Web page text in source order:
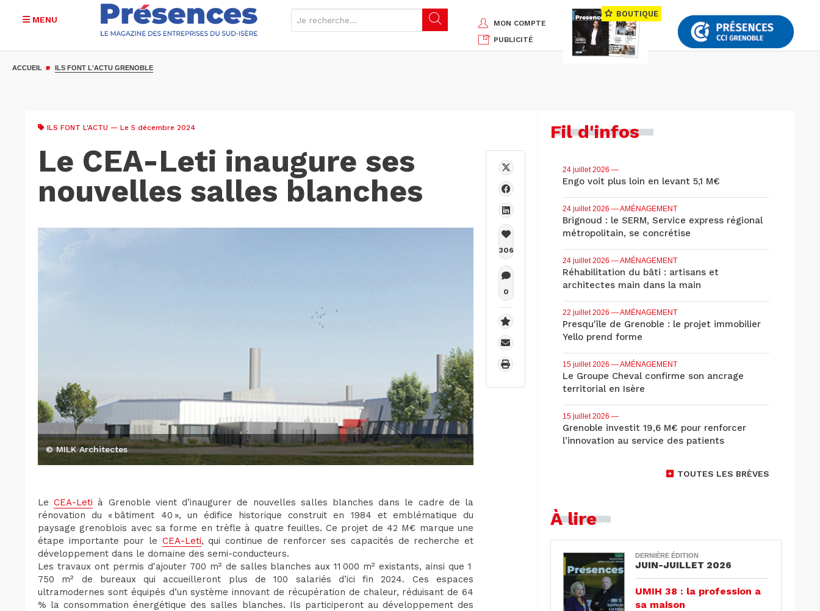
MENU
MON COMPTE
PUBLICITÉ
BOUTIQUE
ACCUEIL ILS FONT L'ACTU GRENOBLE
ILS FONT L'ACTU — Le 5 décembre 2024
Le CEA-Leti inaugure ses
nouvelles salles blanches
© MILK Architectes
LeCEA-Leti à Grenoble vient d’inaugurer de nouvelles salles blanches dans le cadre de la
rénovation du « bâtiment 40 », un édifice historique construit en 1984 et emblématique du
paysage grenoblois avec sa forme en trèfle à quatre feuilles. Ce projet de 42 M€ marque une
étape importante pour le CEA-Leti, qui continue de renforcer ses capacités de recherche et
développement dans le domaine des semi-conducteurs.
Les travaux ont permis d'ajouter 700 m² de salles blanches aux 11 000 m² existants, ainsi que 1
750 m² de bureaux qui accueilleront plus de 100 salariés d’ici fin 2024. Ces espaces
ultramodernes sont équipés d’un système innovant de récupération de chaleur, réduisant de 64
% la consommation énergétique des salles blanches. Ils participeront au développement des
306
0
Fil d'infos
24 juillet 2026 —
Engo voit plus loin en levant 5,1 M€
24 juillet 2026 — AMÉNAGEMENT
Brignoud : le SERM, Service express régional
métropolitain, se concrétise
24 juillet 2026 — AMÉNAGEMENT
Réhabilitation du bâti : artisans et
architectes main dans la main
22 juillet 2026 — AMÉNAGEMENT
Presqu'île de Grenoble : le projet immobilier
Yello prend forme
15 juillet 2026 — AMÉNAGEMENT
Le Groupe Cheval confirme son ancrage
territorial en Isère
15 juillet 2026 —
Grenoble investit 19,6 M€ pour renforcer
l’innovation au service des patients
TOUTES LES BRÈVES
À lire
DERNIÈRE ÉDITION
JUIN-JUILLET 2026
UMIH 38 : la profession a
sa maison